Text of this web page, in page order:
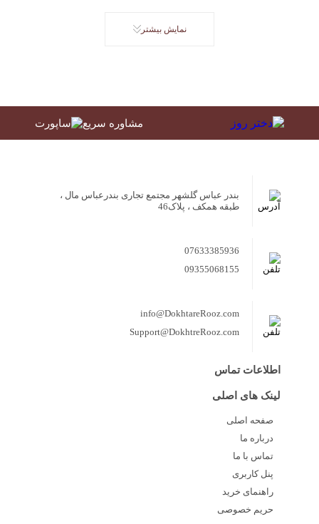
نمایش بیشتر
مشاوره سریع
بندر عباس گلشهر مجتمع تجاری بندرعباس مال ،
طبقه همکف ، پلاک46
07633385936
09355068155
info@DokhtareRooz.com
Support@DokhtreRooz.com
اطلاعات تماس
لینک های اصلی
صفحه اصلی
درباره ما
تماس با ما
پنل کاربری
راهنمای خرید
حریم خصوصی